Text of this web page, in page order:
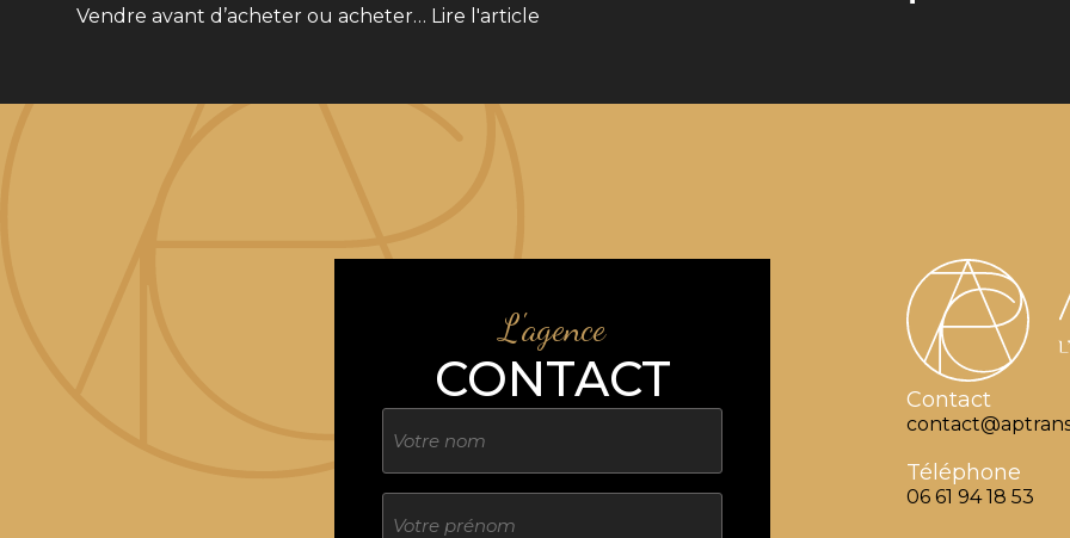
Vendre avant d’acheter ou acheter… Lire l'article
Contact
Téléphone
06 61 94 18 53
L'agence
CONTACT
Nom
Sans
titre